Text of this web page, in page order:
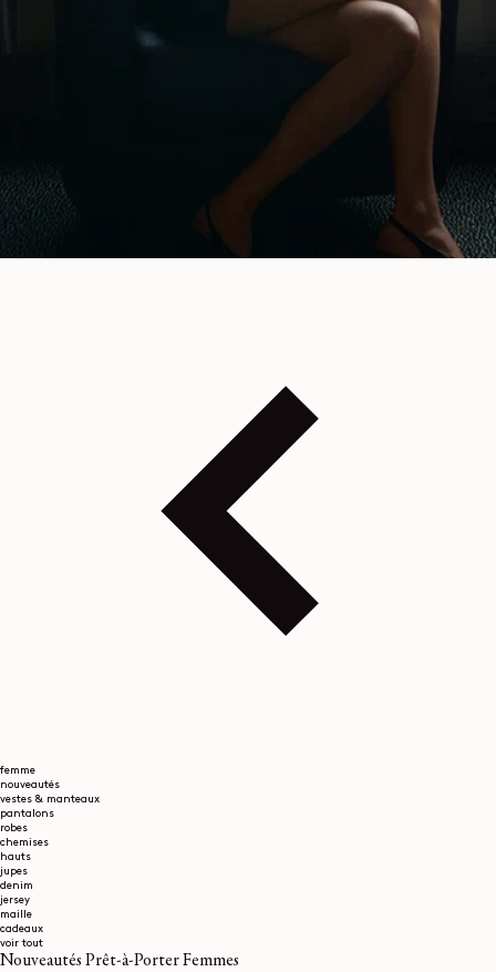
femme
nouveautés
vestes & manteaux
pantalons
robes
chemises
hauts
jupes
denim
jersey
maille
cadeaux
voir tout
Nouveautés Prêt-à-Porter Femmes